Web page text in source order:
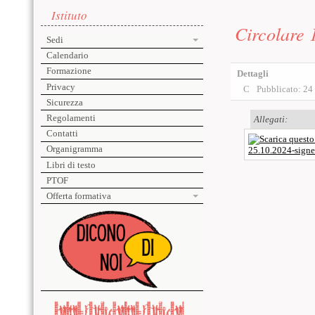
Menu laterale
Istituto
Sedi
Calendario
Formazione
Privacy
Sicurezza
Regolamenti
Contatti
Organigramma
Libri di testo
PTOF
Offerta formativa
Circolare
Dettagli
Pubblicato: 24
Allegati:
25.10.2024-